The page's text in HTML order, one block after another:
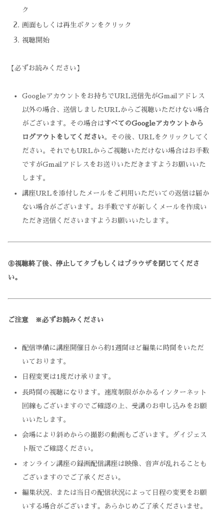
ク
画面もしくは再生ボタンをクリック
視聴開始
【必ずお読みください】
Googleアカウントをお持ちでURL送信先がGmailアドレス
以外の場合、送信しましたURLからご視聴いただけない場合
がございます。その場合はすべてのGoogleアカウントから
ログアウトをしてください。その後、URLをクリックしてく
ださい。それでもURLからご視聴いただけない場合はお手数
ですがGmailアドレスをお送りいただきますようお願いいた
します。
講座URLを添付したメールをご利用いただいての返信は届か
ない場合がございます。お手数ですが新しくメールを作成い
ただき送信くださいますようお願いいたします。
⑧視聴終了後、停止してタブもしくはブラウザを 閉じてくださ
い。
ご注意 ※必ずお読みください
配信準備に講座開催日から約1週間ほど編集に時間をいただ
いております。
日程変更は1度だけ承ります。
長時間の視聴になります。速度制限がかかるインターネット
回線もございますのでご確認の上、受講のお申し込みをお願
いいたします。
会場により斜めからの撮影の動画もございます。ダイジェス
ト版でご確認ください。
オンライン講座の録画配信講座は映像、音声が乱れることも
ございますのでご了承ください。
編集状況、または当日の配信状況によって日程の変更をお願
いする場合がございます。あらかじめご了承くださいませ。